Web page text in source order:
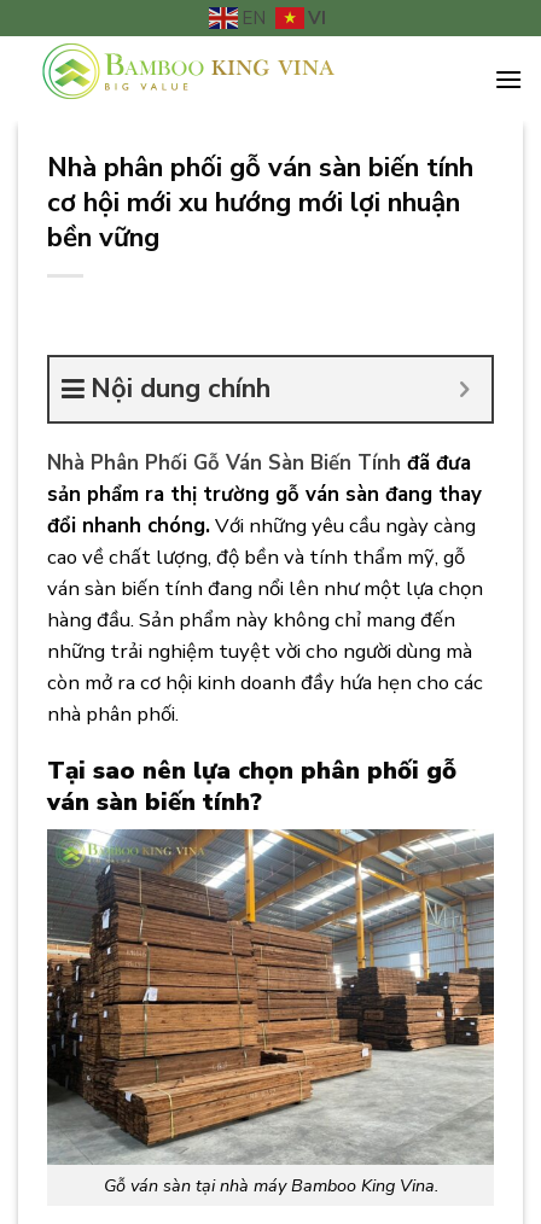
đến
EN VI
Nhà phân phối gỗ ván sàn biến tính
cơ hội mới xu hướng mới lợi nhuận
bền vững
Nội dung chính
Nhà Phân Phối Gỗ Ván Sàn Biến Tính đã đưa
sản phẩm ra thị trường gỗ ván sàn đang thay
đổi nhanh chóng.Với những yêu cầu ngày càng
cao về chất lượng, độ bền và tính thẩm mỹ, gỗ
ván sàn biến tính đang nổi lên như một lựa chọn
hàng đầu. Sản phẩm này không chỉ mang đến
những trải nghiệm tuyệt vời cho người dùng mà
còn mở ra cơ hội kinh doanh đầy hứa hẹn cho các
nhà phân phối.
Tại sao nên lựa chọn phân phối gỗ
ván sàn biến tính?
Gỗ ván sàn tại nhà máy Bamboo King Vina.